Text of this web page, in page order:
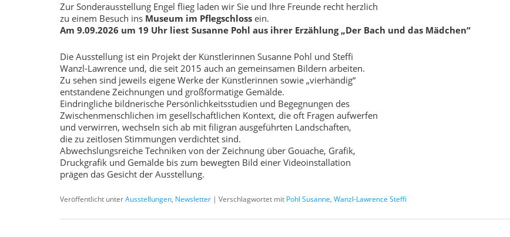
Zur Sonderausstellung Engel flieg laden wir Sie und Ihre Freunde recht herzlich
zu einem Besuch ins Museum im Pflegschloss ein.
Am 9.09.2026 um 19 Uhr liest Susanne Pohl aus ihrer Erzählung „Der Bach und das Mädchen“
Die Ausstellung ist ein Projekt der Künstlerinnen Susanne Pohl und Steffi
Wanzl-Lawrence und, die seit 2015 auch an gemeinsamen Bildern arbeiten.
Zu sehen sind jeweils eigene Werke der Künstlerinnen sowie „vierhändig“
entstandene Zeichnungen und großformatige Gemälde.
Eindringliche bildnerische Persönlichkeitsstudien und Begegnungen des
Zwischenmenschlichen im gesellschaftlichen Kontext, die oft Fragen aufwerfen
und verwirren, wechseln sich ab mit filigran ausgeführten Landschaften,
die zu zeitlosen Stimmungen verdichtet sind.
Abwechslungsreiche Techniken von der Zeichnung über Gouache, Grafik,
Druckgrafik und Gemälde bis zum bewegten Bild einer Videoinstallation
prägen das Gesicht der Ausstellung.
Veröffentlicht unterAusstellungen, Newsletter |Verschlagwortet mit Pohl Susanne,Wanzl-Lawrence Steffi